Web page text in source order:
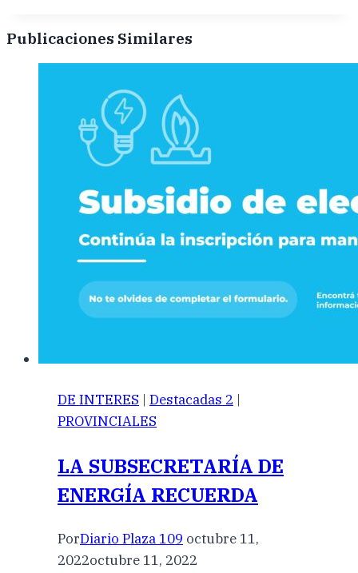
Publicaciones Similares
DE INTERES | Destacadas 2 |
PROVINCIALES
LA SUBSECRETARÍA DE
ENERGÍA RECUERDA
PorDiario Plaza 109 octubre 11,
2022octubre 11, 2022